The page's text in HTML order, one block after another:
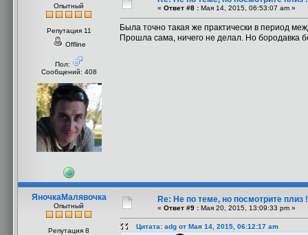
Опытный
Репутация 11
Offline
Пол:
Сообщений: 408
« Ответ #8 : Мая 14, 2015, 06:53:07 am »
Была точно такая же практически в период
Прошла сама, ничего не делал. Но бородавка
ЯночкаМалявочка
Опытный
Репутация 8
Re: Не по теме, но посмотрите плиз
« Ответ #9 : Мая 20, 2015, 13:09:33 pm »
Цитата: adg от Мая 14, 2015, 06:12:17 am